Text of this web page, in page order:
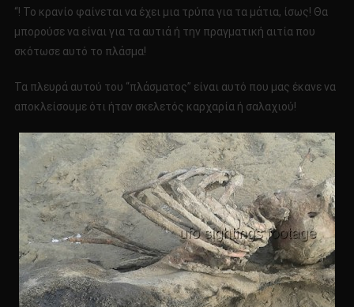
“! Το κρανίο φαίνεται να έχει μια τρύπα για τα μάτια, ίσως! Θα
μπορούσε να είναι για τα αυτιά ή την πραγματική αιτία που
σκότωσε αυτό το πλάσμα!
Τα πλευρά αυτού του “πλάσματος” είναι αυτό που μας έκανε να
αποκλείσουμε ότι ήταν σκελετός καρχαρία ή σαλαχιού!